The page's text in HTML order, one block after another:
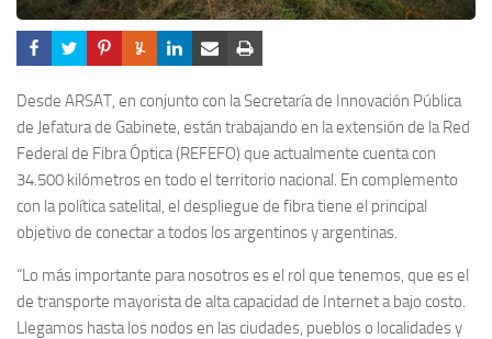
Desde ARSAT, en conjunto con la Secretaría de Innovación Pública
de Jefatura de Gabinete, están trabajando en la extensión de la Red
Federal de Fibra Óptica (REFEFO) que actualmente cuenta con
34.500 kilómetros en todo el territorio nacional. En complemento
con la política satelital, el despliegue de fibra tiene el principal
objetivo de conectar a todos los argentinos y argentinas.
“Lo más importante para nosotros es el rol que tenemos, que es el
de transporte mayorista de alta capacidad de Internet a bajo costo.
Llegamos hasta los nodos en las ciudades, pueblos o localidades y